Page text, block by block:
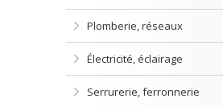
Plomberie, réseaux
Électricité, éclairage
Serrurerie, ferronnerie